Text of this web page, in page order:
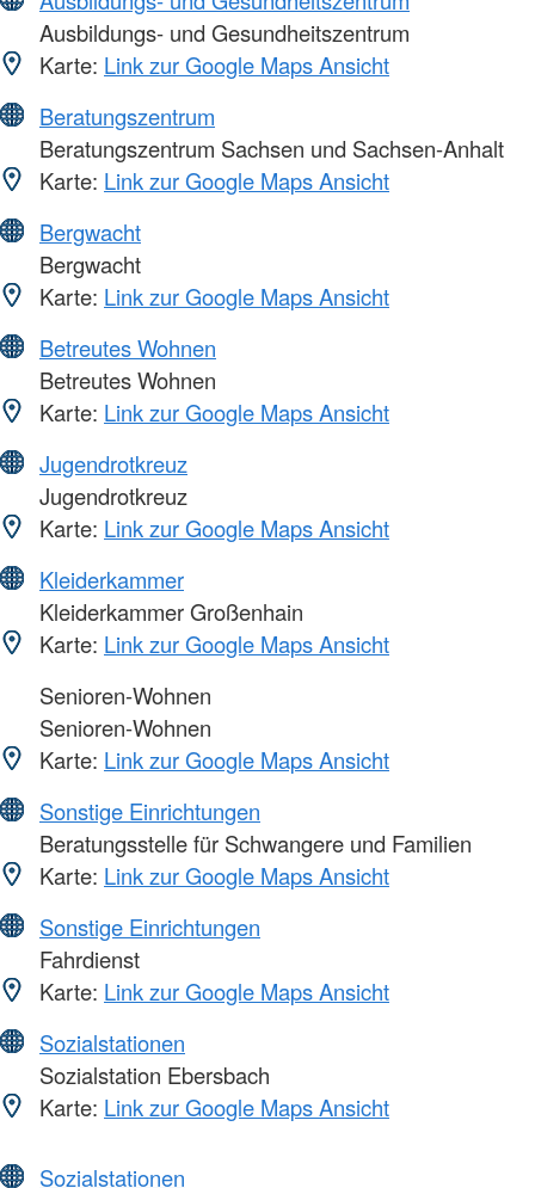
Ausbildungs- und Gesundheitszentrum
Karte: Link zur Google Maps Ansicht
Beratungszentrum
Beratungszentrum Sachsen und Sachsen-Anhalt
Karte: Link zur Google Maps Ansicht
Bergwacht
Bergwacht
Karte: Link zur Google Maps Ansicht
Betreutes Wohnen
Betreutes Wohnen
Karte: Link zur Google Maps Ansicht
Jugendrotkreuz
Jugendrotkreuz
Karte: Link zur Google Maps Ansicht
Kleiderkammer
Kleiderkammer Großenhain
Karte: Link zur Google Maps Ansicht
Senioren-Wohnen
Senioren-Wohnen
Karte: Link zur Google Maps Ansicht
Sonstige Einrichtungen
Beratungsstelle für Schwangere und Familien
Karte: Link zur Google Maps Ansicht
Sonstige Einrichtungen
Fahrdienst
Karte: Link zur Google Maps Ansicht
Sozialstationen
Sozialstation Ebersbach
Karte: Link zur Google Maps Ansicht
Sozialstationen